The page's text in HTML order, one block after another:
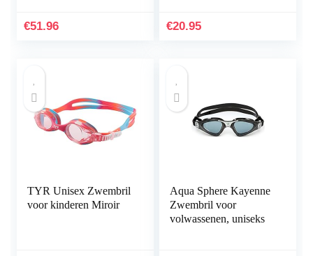
€51.96 €20.95
TYR Unisex Zwembril
voor kinderen Miroir
Aqua Sphere Kayenne
Zwembril voor
volwassenen, uniseks